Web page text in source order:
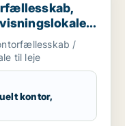
Viuf m.fl.
/
til leje
kontor,